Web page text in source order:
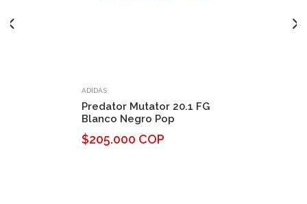
ADIDAS
Predator Mutator 20.1 FG
Blanco Negro Pop
$205.000 COP